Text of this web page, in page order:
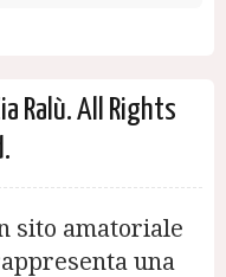
Ralù. All Rights
sito amatoriale
una